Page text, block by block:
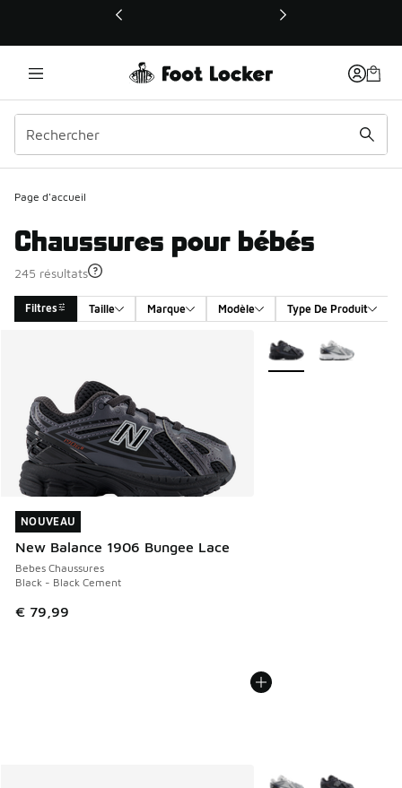
Ce lien ouvrira une nouvelle fenêtre
Page d'accueil
Chaussures pour bébés
245 résultats
Filtres Taille Marque Modèle Type De Produit
NOUVEAU
New Balance 1906 Bungee Lace
Bebes Chaussures
Black - Black Cement
€ 79,99
NOUVEAU
Plus de couleurs
Plus de couleurs